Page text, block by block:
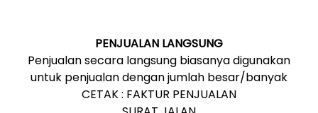
PENJUALAN LANGSUNG
Penjualan secara langsung biasanya digunakan
untuk penjualan dengan jumlah besar/banyak
CETAK : FAKTUR PENJUALAN